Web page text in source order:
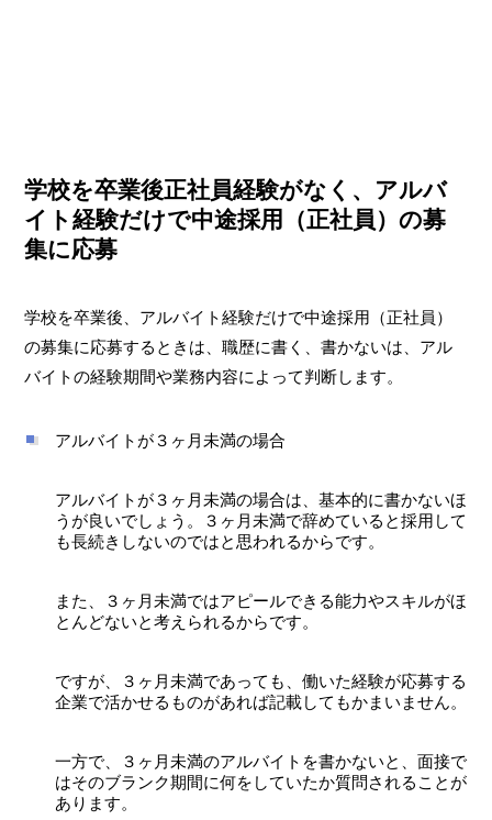
学校を卒業後正社員経験がなく、アルバ
イト経験だけで中途採用（正社員）の募
集に応募
学校を卒業後、アルバイト経験だけで中途採用（正社員）
の募集に応募するときは、職歴に書く、書かないは、アル
バイトの経験期間や業務内容によって判断します。
アルバイトが３ヶ月未満の場合
アルバイトが３ヶ月未満の場合は、基本的に書かないほ
うが良いでしょう。３ヶ月未満で辞めていると採用して
も長続きしないのではと思われるからです。
また、３ヶ月未満ではアピールできる能力やスキルがほ
とんどないと考えられるからです。
ですが、３ヶ月未満であっても、働いた経験が応募する
企業で活かせるものがあれば記載してもかまいません。
一方で、３ヶ月未満のアルバイトを書かないと、面接で
はそのブランク期間に何をしていたか質問されることが
あります。